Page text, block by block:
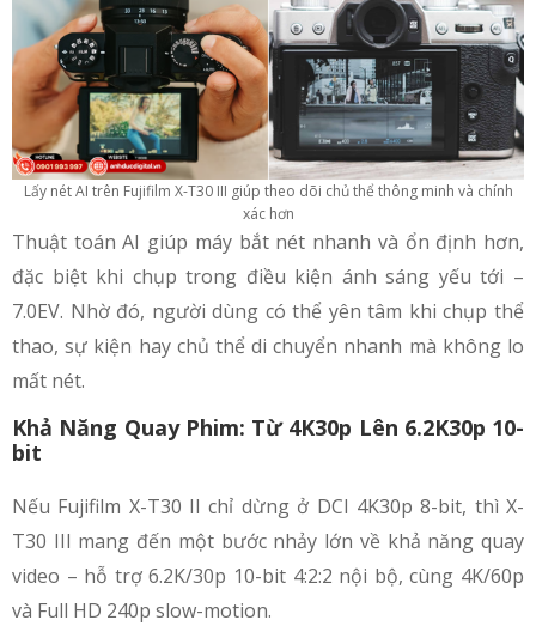
Lấy nét AI trên Fujifilm X-T30 III giúp theo dõi chủ thể thông minh và chính
xác hơn
Thuật toán AI giúp máy bắt nét nhanh và ổn định hơn,
đặc biệt khi chụp trong điều kiện ánh sáng yếu tới –
7.0EV. Nhờ đó, người dùng có thể yên tâm khi chụp thể
thao, sự kiện hay chủ thể di chuyển nhanh mà không lo
mất nét.
Khả Năng Quay Phim: Từ 4K30p Lên 6.2K30p 10-
bit
Nếu Fujifilm X-T30 II chỉ dừng ở DCI 4K30p 8-bit, thì X-
T30 III mang đến một bước nhảy lớn về khả năng quay
video – hỗ trợ 6.2K/30p 10-bit 4:2:2 nội bộ, cùng 4K/60p
và Full HD 240p slow-motion.